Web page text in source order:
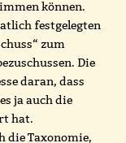
können.
festgelegten
zum
Die
daran, dass
ja auch die
hat.
die Taxonomie,